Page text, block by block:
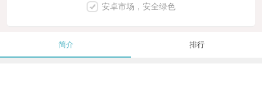
安卓市场，安全绿色
简介 排行